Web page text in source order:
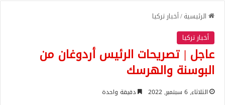
الرئيسية/أخبار تركيا
أخبار تركيا
عاجل | تصريحات الرئيس أردوغان من
البوسنة والهرسك
الثلاثاء, 6 سبتمبر, 2022 دقيقة واحدة